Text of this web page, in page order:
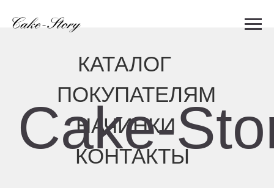
ПОКУПАТЕЛЯМ
НАЧИНКИ
КОНТАКТЫ
Cake-Story